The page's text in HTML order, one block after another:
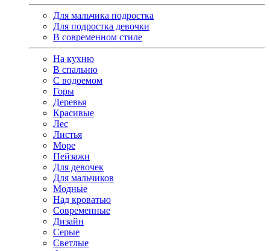
Для мальчика подростка
Для подростка девочки
В современном стиле
На кухню
В спальню
С водоемом
Горы
Деревья
Красивые
Лес
Листья
Море
Пейзажи
Для девочек
Для мальчиков
Модные
Над кроватью
Современные
Дизайн
Серые
Светлые